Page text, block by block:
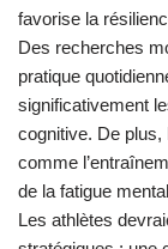
Quelles
rares
S’engager dans
méthode rare
chez les athlètes.